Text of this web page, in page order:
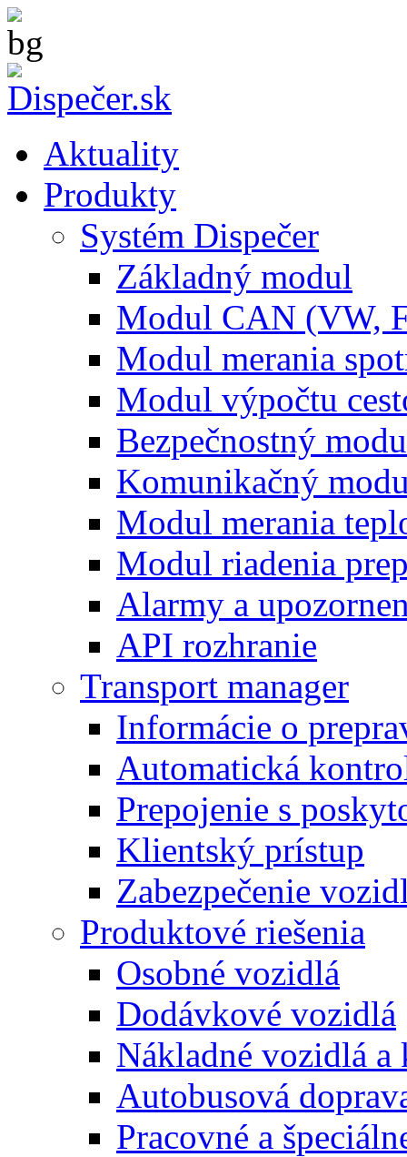
Aktuality
Produkty
Systém Dispečer
Základný modul
Modul CAN (VW,
Modul merania
Modul výpočtu
Bezpečnostný
Komunikačný
Modul merania
Modul riadenia
Alarmy a
API rozhranie
Transport manager
Informácie o
Automatická
Prepojenie s
Klientský prístup
Zabezpečenie
Produktové riešenia
Osobné vozidlá
Dodávkové vozidlá
Nákladné vozidlá a
Autobusová
Pracovné a